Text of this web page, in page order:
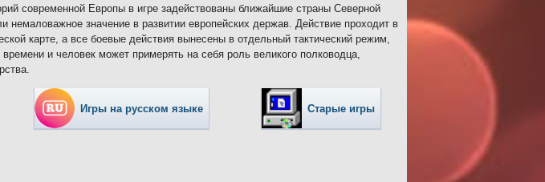
современной Европы в игре задействованы ближайшие страны Северной
немаловажное значение в развитии европейских держав. Действие проходит в
карте, а все боевые действия вынесены в отдельный тактический режим,
и человек может примерять на себя роль великого полководца,
Игры на русском языке Старые игры